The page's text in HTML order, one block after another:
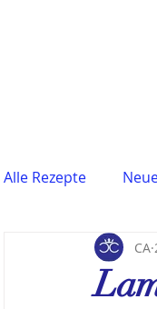
Alle Rezepte
Fisch & CA